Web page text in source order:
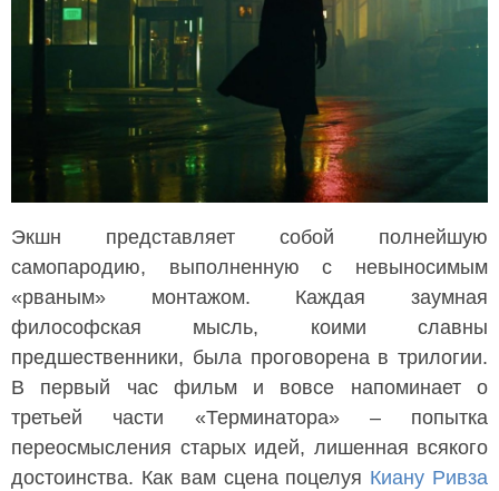
Экшн представляет собой полнейшую
самопародию, выполненную с невыносимым
«рваным» монтажом. Каждая заумная
философская мысль, коими славны
предшественники, была проговорена в трилогии.
В первый час фильм и вовсе напоминает о
третьей части «Терминатора» – попытка
переосмысления старых идей, лишенная всякого
достоинства. Как вам сцена поцелуя Киану Ривза